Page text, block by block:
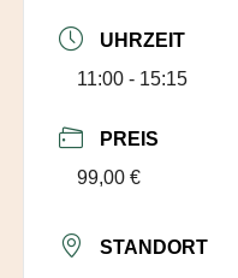
UHRZEIT
11:00 - 15:15
PREIS
99,00 €
STANDORT